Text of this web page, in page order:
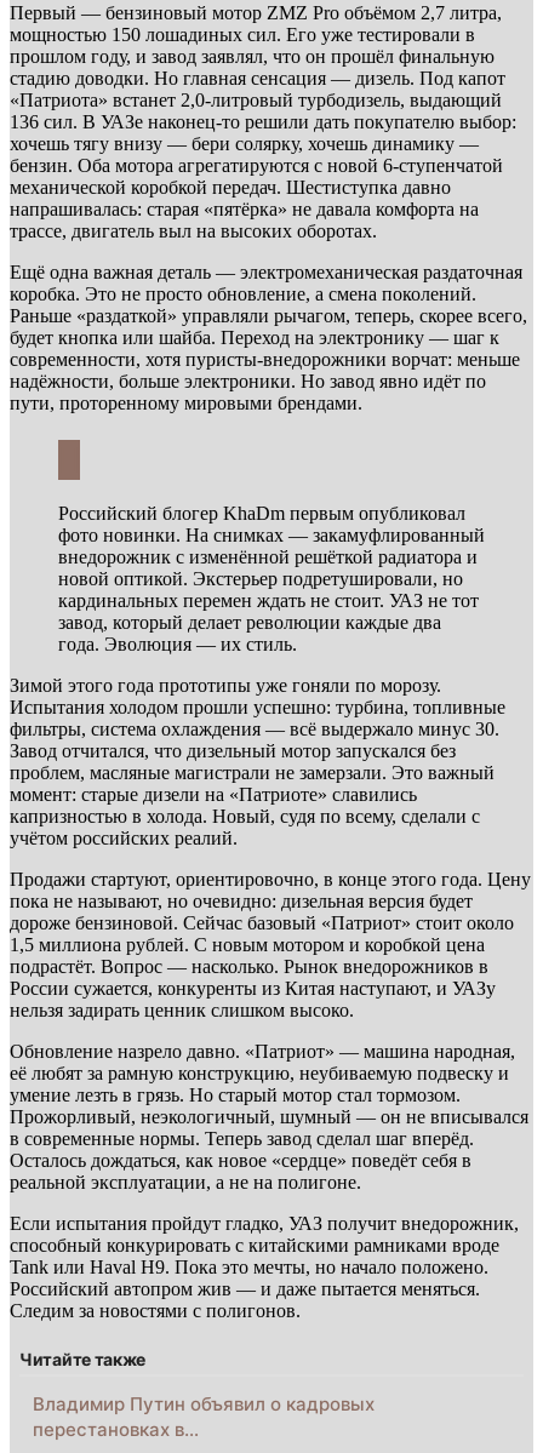
Первый — бензиновый мотор ZMZ Pro объёмом 2,7 литра,
мощностью 150 лошадиных сил. Его уже тестировали в
прошлом году, и завод заявлял, что он прошёл финальную
стадию доводки. Но главная сенсация — дизель. Под капот
«Патриота» встанет 2,0-литровый турбодизель, выдающий
136 сил. В УАЗе наконец-то решили дать покупателю выбор:
хочешь тягу внизу — бери солярку, хочешь динамику —
бензин. Оба мотора агрегатируются с новой 6-ступенчатой
механической коробкой передач. Шестиступка давно
напрашивалась: старая «пятёрка» не давала комфорта на
трассе, двигатель выл на высоких оборотах.
Ещё одна важная деталь — электромеханическая раздаточная
коробка. Это не просто обновление, а смена поколений.
Раньше «раздаткой» управляли рычагом, теперь, скорее всего,
будет кнопка или шайба. Переход на электронику — шаг к
современности, хотя пуристы-внедорожники ворчат: меньше
надёжности, больше электроники. Но завод явно идёт по
пути, проторенному мировыми брендами.
Российский блогер KhaDm первым опубликовал
фото новинки. На снимках — закамуфлированный
внедорожник с изменённой решёткой радиатора и
новой оптикой. Экстерьер подретушировали, но
кардинальных перемен ждать не стоит. УАЗ не тот
завод, который делает революции каждые два
года. Эволюция — их стиль.
Зимой этого года прототипы уже гоняли по морозу.
Испытания холодом прошли успешно: турбина, топливные
фильтры, система охлаждения — всё выдержало минус 30.
Завод отчитался, что дизельный мотор запускался без
проблем, масляные магистрали не замерзали. Это важный
момент: старые дизели на «Патриоте» славились
капризностью в холода. Новый, судя по всему, сделали с
учётом российских реалий.
Продажи стартуют, ориентировочно, в конце этого года. Цену
пока не называют, но очевидно: дизельная версия будет
дороже бензиновой. Сейчас базовый «Патриот» стоит около
1,5 миллиона рублей. С новым мотором и коробкой цена
подрастёт. Вопрос — насколько. Рынок внедорожников в
России сужается, конкуренты из Китая наступают, и УАЗу
нельзя задирать ценник слишком высоко.
Обновление назрело давно. «Патриот» — машина народная,
её любят за рамную конструкцию, неубиваемую подвеску и
умение лезть в грязь. Но старый мотор стал тормозом.
Прожорливый, неэкологичный, шумный — он не вписывался
в современные нормы. Теперь завод сделал шаг вперёд.
Осталось дождаться, как новое «сердце» поведёт себя в
реальной эксплуатации, а не на полигоне.
Если испытания пройдут гладко, УАЗ получит внедорожник,
способный конкурировать с китайскими рамниками вроде
Tank или Haval H9. Пока это мечты, но начало положено.
Российский автопром жив — и даже пытается меняться.
Следим за новостями с полигонов.
Читайте также
Владимир Путин объявил о кадровых
перестановках в…